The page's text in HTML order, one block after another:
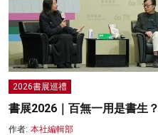
2026書展巡禮
書展2026｜百無一用是書生？
作者: 本社編輯部